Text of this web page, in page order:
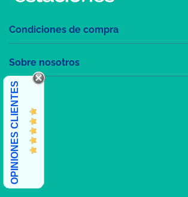
Condiciones de compra
Sobre nosotros
OPINIONES CLIENTES